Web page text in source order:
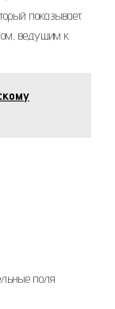
показывает
ведущим к
поля